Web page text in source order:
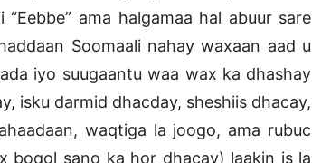
ama halgamaa hal abuur sare
Soomaali nahay waxaan aad u
iyo suugaantu waa wax ka dhashay
isku darmid dhacday, sheshiis dhacay,
waqtiga la joogo, ama rubuc
boqol sano ka hor dhacay) laakin is la